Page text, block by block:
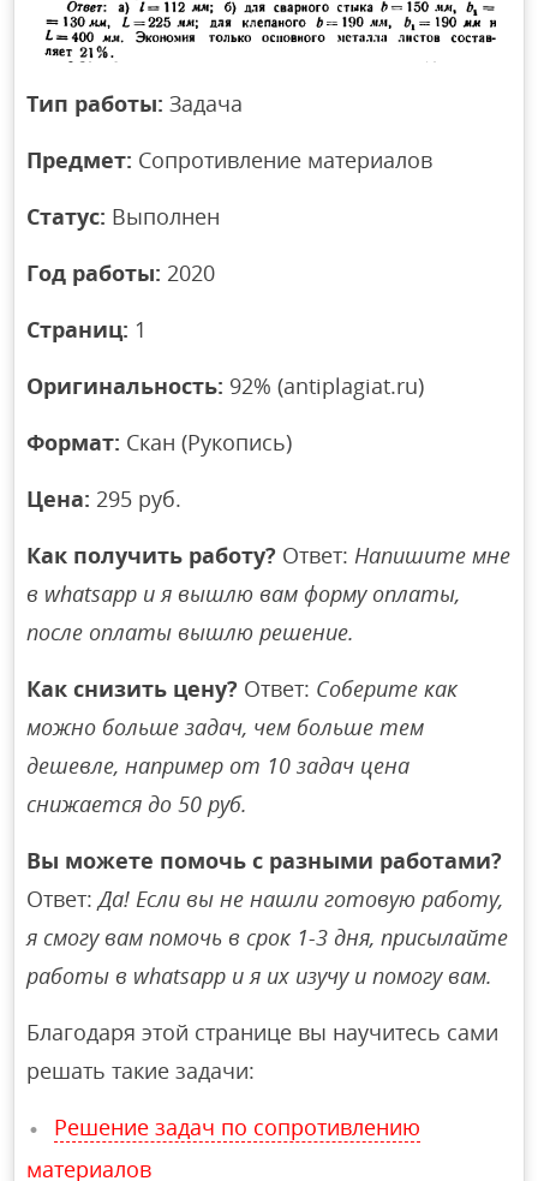
Тип работы: Задача
Предмет: Сопротивление материалов
Статус: Выполнен
Год работы: 2020
Страниц: 1
Оригинальность: 92% (antiplagiat.ru)
Формат: Скан (Рукопись)
Цена: 295 руб.
Как получить работу? Ответ:Напишите мне
в whatsapp и я вышлю вам форму оплаты,
после оплаты вышлю решение.
Как снизить цену? Ответ: Соберите как
можно больше задач, чем больше тем
дешевле, например от 10 задач цена
снижается до 50 руб.
Вы можете помочь с разными работами?
Ответ:Да! Если вы не нашли готовую работу,
я смогу вам помочь в срок 1-3 дня, присылайте
работы в whatsapp и я их изучу и помогу вам.
Благодаря этой странице вы научитесь сами
решать такие задачи:
Решение задач по сопротивлению
материалов